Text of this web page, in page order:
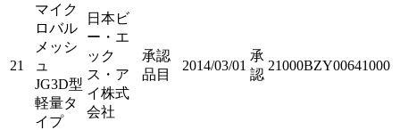
21
マイク
ロバル
メッシ
ュ
JG3D型
軽量タ
イプ
日本ビ
ー・エ
ック
ス・ア
イ株式
会社
承認
品目
2014/03/01
承
認
21000BZY00641000